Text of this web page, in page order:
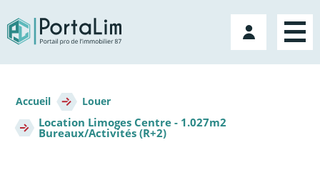
directement
au
contenu
Mon
compte
d'Ariane
Accueil Louer
Location Limoges Centre - 1.027m2
Bureaux/Activités (R+2)